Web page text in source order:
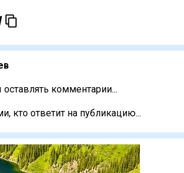
оставлять комментарии...
кто ответит на публикацию...